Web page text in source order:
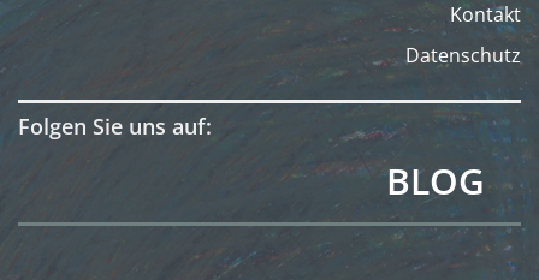
Kontakt
Datenschutz
Folgen Sie uns auf:
BLOG